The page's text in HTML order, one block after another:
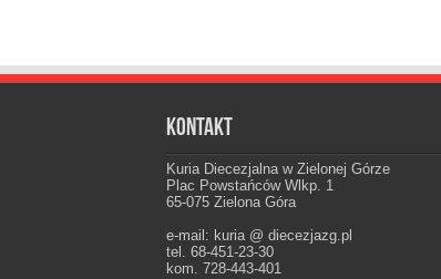
Kontakt
Kuria Diecezjalna w Zielonej Górze
Plac Powstańców Wlkp. 1
65-075 Zielona Góra
e-mail: kuria @ diecezjazg.pl
tel. 68-451-23-30
kom. 728-443-401